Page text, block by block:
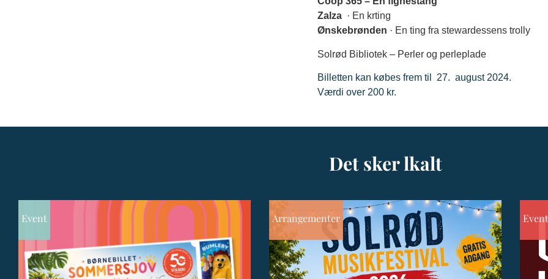
Zalza · En krting
Ønskebrønden · En ting fra stewardessens trolly
Solrød Bibliotek – Perler og perleplade
Billetten kan købes frem til 27. august 2024.
Værdi over 200 kr.
Det sker lkalt
Event Arrangementer Event